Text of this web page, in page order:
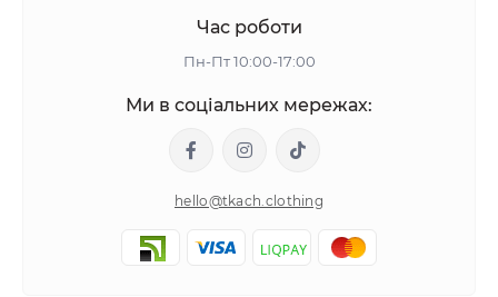
Час роботи
Пн-Пт 10:00-17:00
Ми в соціальних мережах:
hello@tkach.clothing